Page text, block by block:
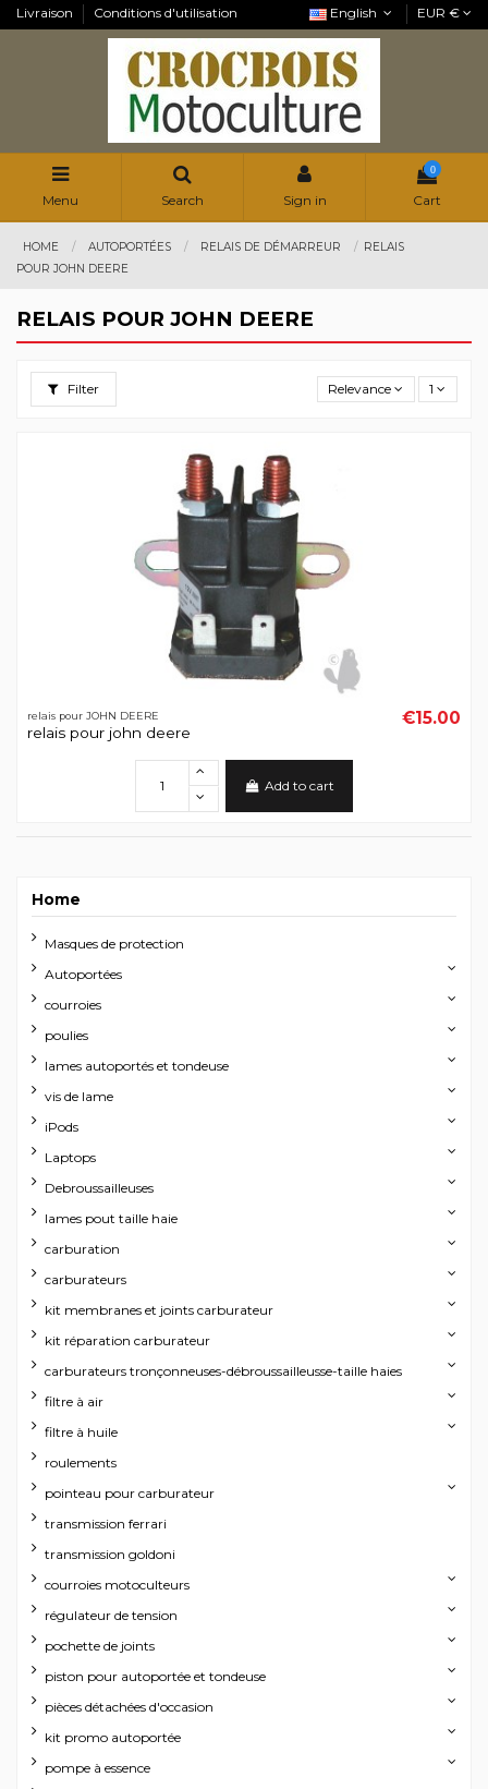
Livraison Conditions d'utilisation English EUR €
Menu Search Sign in
0
Cart
HOME AUTOPORTÉES RELAIS DE DÉMARREUR
RELAIS
POUR JOHN DEERE
RELAIS POUR JOHN DEERE
Filter Relevance 1
relais pour JOHN DEERE
relais pour john deere
€15.00
Add to cart
Home
Masques de protection
Autoportées
courroies
poulies
lames autoportés et tondeuse
vis de lame
iPods
Laptops
Debroussailleuses
lames pout taille haie
carburation
carburateurs
kit membranes et joints carburateur
kit réparation carburateur
carburateurs tronçonneuses-débroussailleusse-taille haies
filtre à air
filtre à huile
roulements
pointeau pour carburateur
transmission ferrari
transmission goldoni
courroies motoculteurs
régulateur de tension
pochette de joints
piston pour autoportée et tondeuse
pièces détachées d'occasion
kit promo autoportée
pompe à essence